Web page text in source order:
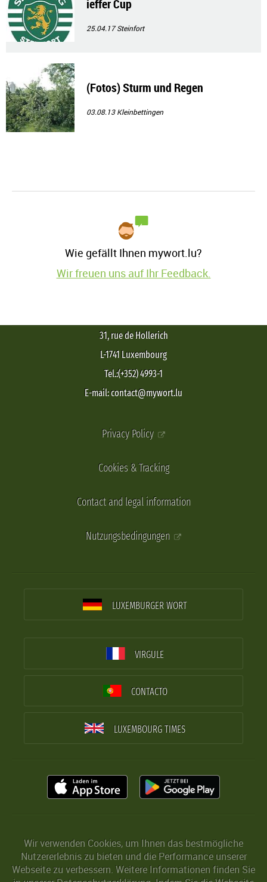
ieffer Cup
25.04.17Steinfort
(Fotos) Sturm und Regen
03.08.13Kleinbettingen
Wie gefällt Ihnen mywort.lu?
Wir freuen uns auf Ihr Feedback.
31, rue de Hollerich
L-1741 Luxembourg
Tel.:(+352) 4993-1
E-mail: contact@mywort.lu
Privacy Policy
Cookies & Tracking
Contact and legal information
Nutzungsbedingungen
LUXEMBURGER WORT
VIRGULE
CONTACTO
LUXEMBOURG TIMES
Wir verwenden Cookies, um Ihnen das bestmögliche
Nutzererlebnis zu bieten und die Performance unserer
Webseite zu verbessern. Weitere Informationen finden Sie